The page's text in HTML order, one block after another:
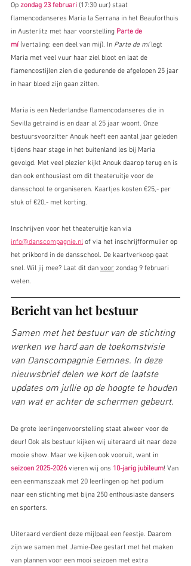
Op zondag 23 februari (17:30 uur) staat
flamencodanseres Maria la Serrana in het Beauforthuis
in Austerlitz met haar voorstelling Parte de
mí (vertaling: een deel van mij). In Parte de mí legt
Maria met veel vuur haar ziel bloot en laat de
flamencostijlen zien die gedurende de afgelopen 25 jaar
in haar bloed zijn gaan zitten.
Maria is een Nederlandse flamencodanseres die in
Sevilla getraind is en daar al 25 jaar woont. Onze
bestuursvoorzitter Anouk heeft een aantal jaar geleden
tijdens haar stage in het buitenland les bij Maria
gevolgd. Met veel plezier kijkt Anouk daarop terug en is
dan ook enthousiast om dit theateruitje voor de
dansschool te organiseren. Kaartjes kosten €25,- per
stuk of €20,- met korting.
Inschrijven voor het theateruitje kan via
info@danscompagnie.nl of via het inschrijfformulier op
het prikbord in de dansschool. De kaartverkoop gaat
snel. Wil jij mee? Laat dit dan voor zondag 9 februari
weten.
Bericht van het bestuur
Samen met het bestuur van de stichting
werken we hard aan de toekomstvisie
van Danscompagnie Eemnes. In deze
nieuwsbrief delen we kort de laatste
updates om jullie op de hoogte te houden
van wat er achter de schermen gebeurt.
De grote leerlingenvoorstelling staat alweer voor de
deur! Ook als bestuur kijken wij uiteraard uit naar deze
mooie show. Maar we kijken ook vooruit, want in
seizoen 2025-2026 vieren wij ons 10-jarig jubileum! Van
een eenmanszaak met 20 leerlingen op het podium
naar een stichting met bijna 250 enthousiaste dansers
en sporters.
Uiteraard verdient deze mijlpaal een feestje. Daarom
zijn we samen met Jamie-Dee gestart met het maken
van plannen voor een mooi seizoen met extra